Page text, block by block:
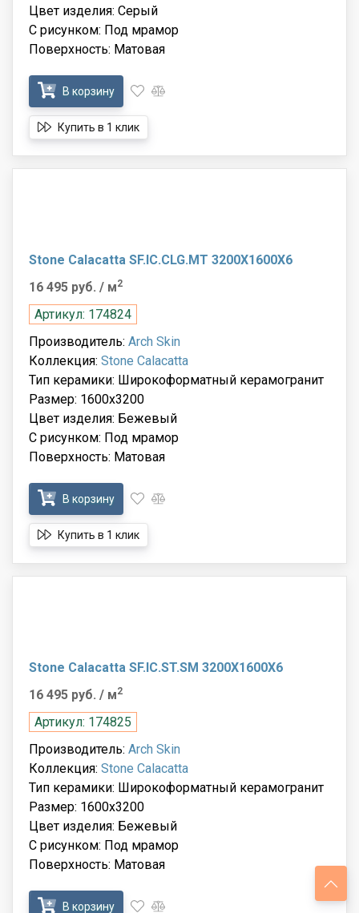
Цвет изделия: Серый
С рисунком: Под мрамор
Поверхность: Матовая
В корзину
Купить в 1 клик
Stone Calacatta SF.IC.CLG.MT 3200X1600X6
16 495 руб. / м2
Артикул: 174824
Производитель: Arch Skin
Коллекция: Stone Calacatta
Тип керамики: Широкоформатный керамогранит
Размер: 1600x3200
Цвет изделия: Бежевый
С рисунком: Под мрамор
Поверхность: Матовая
В корзину
Купить в 1 клик
Stone Calacatta SF.IC.ST.SM 3200X1600X6
16 495 руб. / м2
Артикул: 174825
Производитель: Arch Skin
Коллекция: Stone Calacatta
Тип керамики: Широкоформатный керамогранит
Размер: 1600x3200
Цвет изделия: Бежевый
С рисунком: Под мрамор
Поверхность: Матовая
В корзину